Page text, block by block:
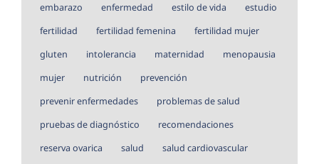
embarazo
enfermedad estilo de vida
estudio
fertilidad
fertilidad femenina
fertilidad mujer
gluten
intolerancia maternidad
menopausia
mujer
nutrición
prevención
prevenir enfermedades
problemas de salud
pruebas de diagnóstico
recomendaciones
reserva ovarica
salud
salud cardiovascular